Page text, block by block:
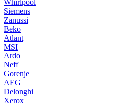
Whirlpool
Siemens
Zanussi
Beko
Atlant
MSI
Ardo
Neff
Gorenje
AEG
Delonghi
Xerox